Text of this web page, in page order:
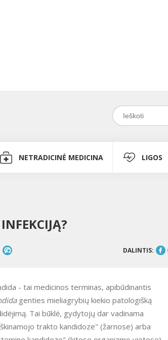
NETRADICINĖ MEDICINA LIGOS
DALINTIS:
- tai medicinos terminas, apibūdinantis
genties mieliagrybių kiekio patologišką
Tai būklė, gydytojų dar vadinama
trakto kandidoze" (žarnose) arba